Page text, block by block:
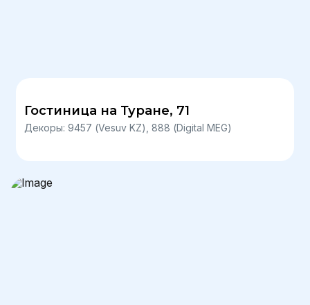
Гостиница на Туране, 71
Декоры: 9457 (Vesuv KZ), 888 (Digital MEG)